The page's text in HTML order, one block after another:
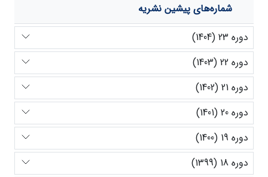
شماره‌های پیشین نشریه
دوره 23 (1404)
دوره 22 (1403)
دوره 21 (1402)
دوره 20 (1401)
دوره 19 (1400)
دوره 18 (1399)